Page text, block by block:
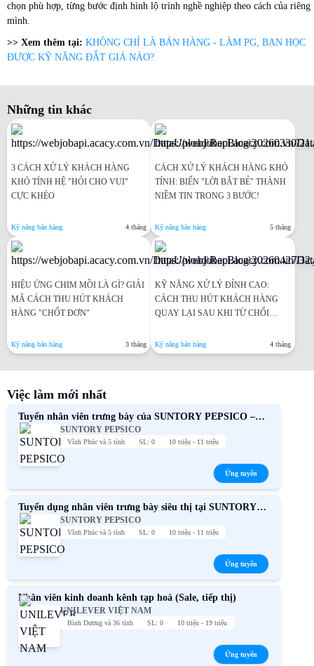
chọn phù hợp, từng bước định hình lộ trình nghề nghiệp theo cách của riêng
mình.
>> Xem thêm tại: KHÔNG CHỈ LÀ BÁN HÀNG - LÀM PG, BẠN HỌC
ĐƯỢC KỸ NĂNG ĐẮT GIÁ NÀO?
Việc làm mới nhất
Tuyển nhân viên trưng bày của SUNTORY PEPSICO –
Phúc lợi hấp dẫnSUNTORY PEPSICO
Vĩnh Phúc và 5 tỉnh SL: 0 10 triệu - 11 triệu
Ứng tuyển
Tuyển dụng nhân viên trưng bày siêu thị tại SUNTORY
PEPSICO toàn quốc
SUNTORY PEPSICO
Vĩnh Phúc và 5 tỉnh SL: 0 10 triệu - 11 triệu
Ứng tuyển
Nhân viên kinh doanh kênh tạp hoá (Sale, tiếp thị)
UNILEVER VIỆT NAM
Bình Dương và 36 tỉnh SL: 0 10 triệu - 19 triệu
Ứng tuyển
Những tin khác
3 CÁCH XỬ LÝ KHÁCH HÀNG
KHÓ TÍNH HỆ "HỎI CHO VUI"
CỰC KHÉO
Kỹ năng bán hàng 4 tháng
CÁCH XỬ LÝ KHÁCH HÀNG KHÓ
TÍNH: BIẾN "LỜI BẮT BẺ" THÀNH
NIỀM TIN TRONG 3 BƯỚC!
Kỹ năng bán hàng 5 tháng
HIỆU ỨNG CHIM MỒI LÀ GÌ? GIẢI
MÃ CÁCH THU HÚT KHÁCH
HÀNG "CHỐT ĐƠN"
Kỹ năng bán hàng 3 tháng
KỸ NĂNG XỬ LÝ ĐỈNH CAO:
CÁCH THU HÚT KHÁCH HÀNG
QUAY LẠI SAU KHI TỪ CHỐI
Kỹ năng bán hàng 4 tháng